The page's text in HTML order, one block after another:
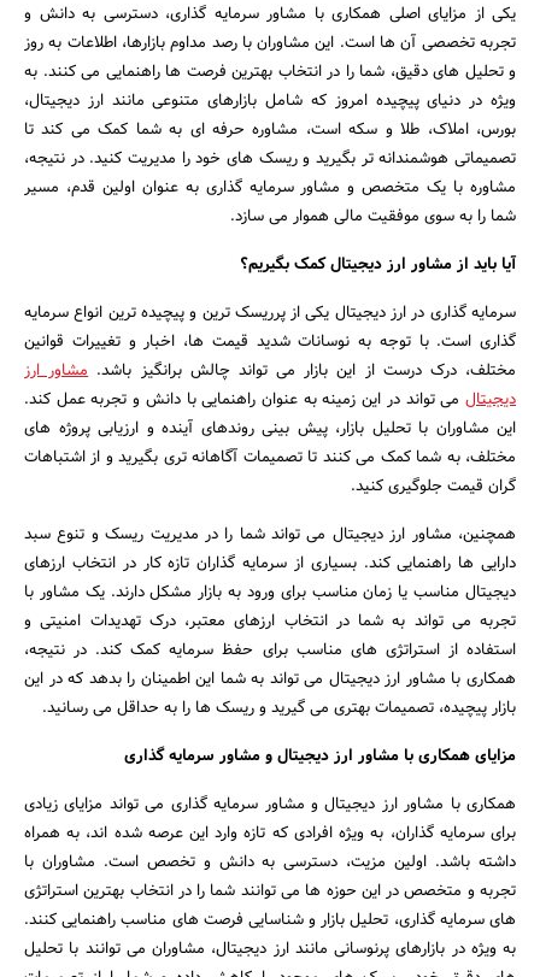
جستجو
یکی از مزایای اصلی همکاری با مشاور سرمایه ‌گذاری، دسترسی به دانش و
تجربه تخصصی آن‌ ها است. این مشاوران با رصد مداوم بازارها، اطلاعات به ‌روز
و تحلیل ‌های دقیق، شما را در انتخاب بهترین فرصت‌ ها راهنمایی می‌ کنند. به‌
ویژه در دنیای پیچیده امروز که شامل بازارهای متنوعی مانند ارز دیجیتال،
بورس، املاک، طلا و سکه است، مشاوره حرفه ‌ای به شما کمک می‌ کند تا
تصمیماتی هوشمندانه‌ تر بگیرید و ریسک ‌های خود را مدیریت کنید. در نتیجه،
مشاوره با یک متخصص و مشاور سرمایه‌ گذاری به ‌عنوان اولین قدم، مسیر
شما را به سوی موفقیت مالی هموار می ‌سازد.
آیا باید از مشاور ارز دیجیتال کمک بگیریم؟
سرمایه‌ گذاری در ارز دیجیتال یکی از پرریسک‌ ترین و پیچیده ‌ترین انواع سرمایه
‌گذاری است. با توجه به نوسانات شدید قیمت ‌ها، اخبار و تغییرات قوانین
مختلف، درک درست از این بازار می ‌تواند چالش ‌برانگیز باشد.مشاور ارز
دیجیتال می ‌تواند در این زمینه به‌ عنوان راهنمایی با دانش و تجربه عمل کند.
این مشاوران با تحلیل بازار، پیش ‌بینی روندهای آینده و ارزیابی پروژه ‌های
مختلف، به شما کمک می‌ کنند تا تصمیمات آگاهانه ‌تری بگیرید و از اشتباهات
گران ‌قیمت جلوگیری کنید.
همچنین، مشاور ارز دیجیتال می‌ تواند شما را در مدیریت ریسک و تنوع سبد
دارایی ‌ها راهنمایی کند. بسیاری از سرمایه‌ گذاران تازه ‌کار در انتخاب ارزهای
دیجیتال مناسب یا زمان مناسب برای ورود به بازار مشکل دارند. یک مشاور با
تجربه می ‌تواند به شما در انتخاب ارزهای معتبر، درک تهدیدات امنیتی و
استفاده از استراتژی ‌های مناسب برای حفظ سرمایه کمک کند. در نتیجه،
همکاری با مشاور ارز دیجیتال می‌ تواند به شما این اطمینان را بدهد که در این
بازار پیچیده، تصمیمات بهتری می‌ گیرید و ریسک ‌ها را به حداقل می ‌رسانید.
مزایای همکاری با مشاور ارز دیجیتال و مشاور سرمایه‌ گذاری
همکاری با مشاور ارز دیجیتال و مشاور سرمایه‌ گذاری می‌ تواند مزایای زیادی
برای سرمایه‌ گذاران، به ‌ویژه افرادی که تازه وارد این عرصه شده ‌اند، به همراه
داشته باشد. اولین مزیت، دسترسی به دانش و تخصص است. مشاوران با
تجربه و متخصص در این حوزه‌ ها می‌ توانند شما را در انتخاب بهترین استراتژی
‌های سرمایه ‌گذاری، تحلیل بازار و شناسایی فرصت‌ های مناسب راهنمایی کنند.
به‌ ویژه در بازارهای پرنوسانی مانند ارز دیجیتال، مشاوران می‌ توانند با تحلیل